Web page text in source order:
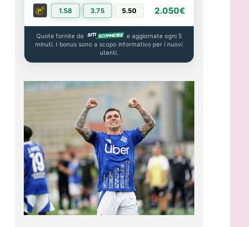
1.58 3.75 5.50 2.050€
Quote fornite da
e aggiornate ogni 5
minuti. I bonus sono a scopo informativo per i nuovi
utenti.